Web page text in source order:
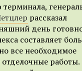
рассказал
день
составляет
все необходимое
работы.